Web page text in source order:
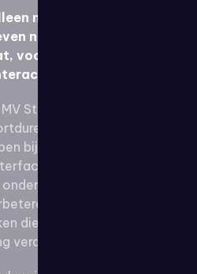
naar een goed
naar het best
voor elk project, elke
Studio is geen eenmalig
benadering. Het
bij “wat werkt”, maar
vloeiender maken,
maken,
zelfs als ze al goed
die niemand anders ziet
veranderen.